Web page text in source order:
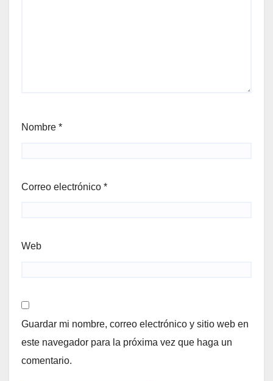
Nombre *
Correo electrónico *
Web
Guardar mi nombre, correo electrónico y sitio web en
este navegador para la próxima vez que haga un
comentario.